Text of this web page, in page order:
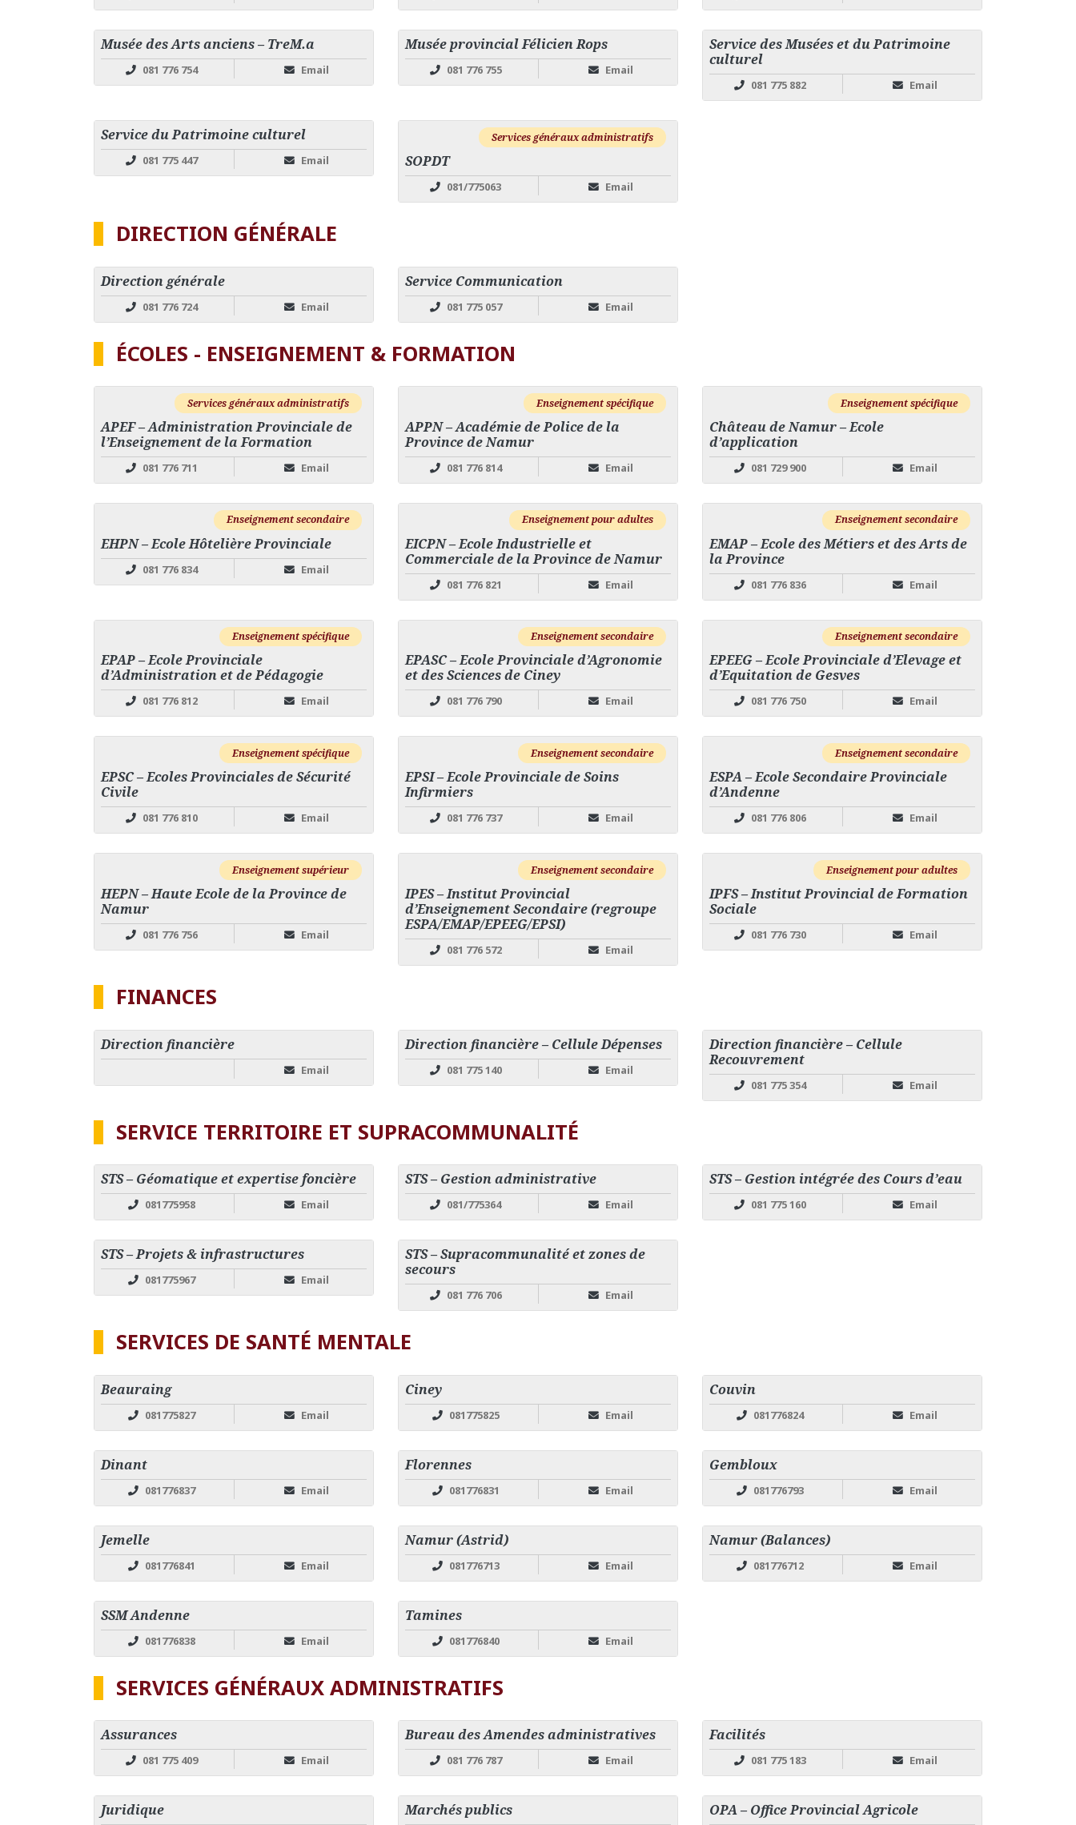
Musée des Arts anciens – TreM.a
081 776 754 Email
Musée provincial Félicien Rops
081 776 755 Email
Service des Musées et du Patrimoine
culturel
081 775 882 Email
Service du Patrimoine culturel
081 775 447 Email
Services généraux administratifs
SOPDT
081/775063 Email
DIRECTION GÉNÉRALE
Direction générale
081 776 724 Email
Service Communication
081 775 057 Email
ÉCOLES - ENSEIGNEMENT & FORMATION
Services généraux administratifs
APEF – Administration Provinciale de
l’Enseignement de la Formation
081 776 711 Email
Enseignement spécifique
APPN – Académie de Police de la
Province de Namur
081 776 814 Email
Enseignement spécifique
Château de Namur – Ecole
d’application
081 729 900 Email
Enseignement secondaire
EHPN – Ecole Hôtelière Provinciale
081 776 834 Email
Enseignement pour adultes
EICPN – Ecole Industrielle et
Commerciale de la Province de Namur
081 776 821 Email
Enseignement secondaire
EMAP – Ecole des Métiers et des Arts de
la Province
081 776 836 Email
Enseignement spécifique
EPAP – Ecole Provinciale
d’Administration et de Pédagogie
081 776 812 Email
Enseignement secondaire
EPASC – Ecole Provinciale d’Agronomie
et des Sciences de Ciney
081 776 790 Email
Enseignement secondaire
EPEEG – Ecole Provinciale d’Elevage et
d’Equitation de Gesves
081 776 750 Email
Enseignement spécifique
EPSC – Ecoles Provinciales de Sécurité
Civile
081 776 810 Email
Enseignement secondaire
EPSI – Ecole Provinciale de Soins
Infirmiers
081 776 737 Email
Enseignement secondaire
ESPA – Ecole Secondaire Provinciale
d’Andenne
081 776 806 Email
Enseignement supérieur
HEPN – Haute Ecole de la Province de
Namur
081 776 756 Email
Enseignement secondaire
IPES – Institut Provincial
d’Enseignement Secondaire (regroupe
ESPA/EMAP/EPEEG/EPSI)
081 776 572 Email
Enseignement pour adultes
IPFS – Institut Provincial de Formation
Sociale
081 776 730 Email
FINANCES
Direction financière
Email
Direction financière – Cellule Dépenses
081 775 140 Email
Direction financière – Cellule
Recouvrement
081 775 354 Email
SERVICE TERRITOIRE ET SUPRACOMMUNALITÉ
STS – Géomatique et expertise foncière
081775958 Email
STS – Gestion administrative
081/775364 Email
STS – Gestion intégrée des Cours d’eau
081 775 160 Email
STS – Projets & infrastructures
081775967 Email
STS – Supracommunalité et zones de
secours
081 776 706 Email
SERVICES DE SANTÉ MENTALE
Beauraing
081775827 Email
Ciney
081775825 Email
Couvin
081776824 Email
Dinant
081776837 Email
Florennes
081776831 Email
Gembloux
081776793 Email
Jemelle
081776841 Email
Namur (Astrid)
081776713 Email
Namur (Balances)
081776712 Email
SSM Andenne
081776838 Email
Tamines
081776840 Email
SERVICES GÉNÉRAUX ADMINISTRATIFS
Assurances
081 775 409 Email
Bureau des Amendes administratives
081 776 787 Email
Facilités
081 775 183 Email
Juridique Marchés publics OPA – Office Provincial Agricole